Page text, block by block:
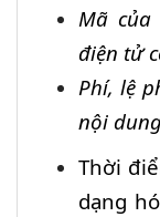
Mã
điện tử
Phí, lệ
nội
Thời
dạng